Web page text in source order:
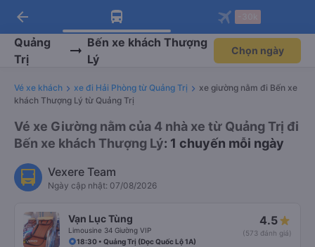
Tải app Vexere ngay!
Nhận ưu đãi thành viên độc
quyền
Mở app
Tải app Vexere
-30k/ghế khi đặt vé máy bay qua
app
Mở app
arrow_back
Quảng
Trị
Bến xe khách Thượng
Lý
Chọn ngày
Vé xe khách xe đi Hải Phòng từ Quảng Trị
xe giường nằm đi Bến xe
khách Thượng Lý từ Quảng Trị
Vé xe Giường nằm của 4 nhà xe từ Quảng Trị đi
Bến xe khách Thượng Lý: 1 chuyến mỗi ngày
Vexere Team
Ngày cập nhật: 07/08/2026
Vạn Lục Tùng
Limousine 34 Giường VIP
4.5
(573 đánh giá)
18:30 • Quảng Trị (Dọc Quốc Lộ 1A)